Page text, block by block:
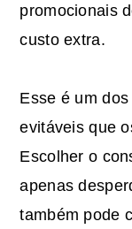
promocionais
custo extra.
Esse é um
evitáveis que
Escolher o
apenas
também pode